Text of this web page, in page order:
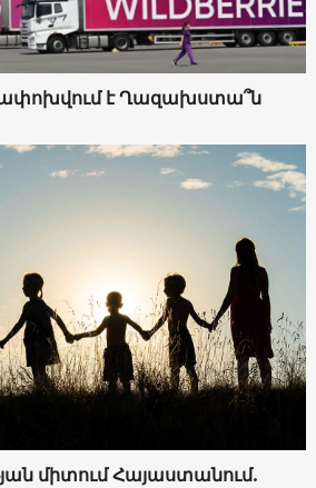
է Ղազախստա՞ն
միտում Հայաստանում.